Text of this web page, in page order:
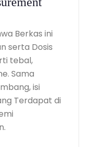
Berkas ini
serta Dosis
tebal,
Sama
isi
Terdapat di